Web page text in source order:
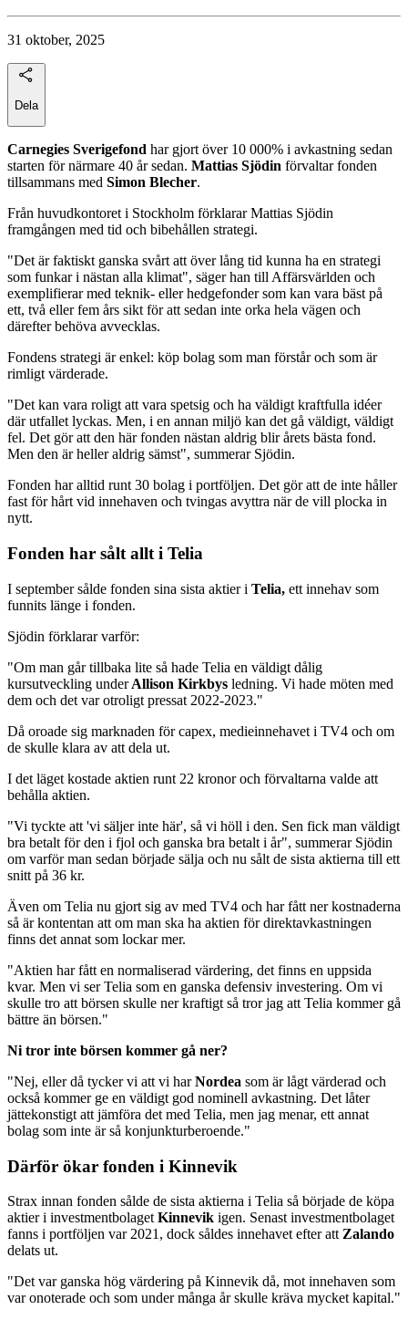
31 oktober, 2025
Dela
Carnegies Sverigefond har gjort över 10 000% i avkastning sedan
starten för närmare 40 år sedan. Mattias Sjödin förvaltar fonden
tillsammans med Simon Blecher.
Från huvudkontoret i Stockholm förklarar Mattias Sjödin
framgången med tid och bibehållen strategi.
"Det är faktiskt ganska svårt att över lång tid kunna ha en strategi
som funkar i nästan alla klimat", säger han till Affärsvärlden och
exemplifierar med teknik- eller hedgefonder som kan vara bäst på
ett, två eller fem års sikt för att sedan inte orka hela vägen och
därefter behöva avvecklas.
Fondens strategi är enkel: köp bolag som man förstår och som är
rimligt värderade.
"Det kan vara roligt att vara spetsig och ha väldigt kraftfulla idéer
där utfallet lyckas. Men, i en annan miljö kan det gå väldigt, väldigt
fel. Det gör att den här fonden nästan aldrig blir årets bästa fond.
Men den är heller aldrig sämst", summerar Sjödin.
Fonden har alltid runt 30 bolag i portföljen. Det gör att de inte håller
fast för hårt vid innehaven och tvingas avyttra när de vill plocka in
nytt.
Fonden har sålt allt i Telia
I september sålde fonden sina sista aktier i Telia, ett innehav som
funnits länge i fonden.
Sjödin förklarar varför:
"Om man går tillbaka lite så hade Telia en väldigt dålig
kursutveckling underAllison Kirkbys ledning. Vi hade möten med
dem och det var otroligt pressat 2022-2023."
Då oroade sig marknaden för capex, medieinnehavet i TV4 och om
de skulle klara av att dela ut.
I det läget kostade aktien runt 22 kronor och förvaltarna valde att
behålla aktien.
"Vi tyckte att 'vi säljer inte här', så vi höll i den. Sen fick man väldigt
bra betalt för den i fjol och ganska bra betalt i år", summerar Sjödin
om varför man sedan började sälja och nu sålt de sista aktierna till ett
snitt på 36 kr.
Även om Telia nu gjort sig av med TV4 och har fått ner kostnaderna
så är kontentan att om man ska ha aktien för direktavkastningen
finns det annat som lockar mer.
"Aktien har fått en normaliserad värdering, det finns en uppsida
kvar. Men vi ser Telia som en ganska defensiv investering. Om vi
skulle tro att börsen skulle ner kraftigt så tror jag att Telia kommer gå
bättre än börsen."
Ni tror inte börsen kommer gå ner?
"Nej, eller då tycker vi att vi harNordea som är lågt värderad och
också kommer ge en väldigt god nominell avkastning. Det låter
jättekonstigt att jämföra det med Telia, men jag menar, ett annat
bolag som inte är så konjunkturberoende."
Därför ökar fonden i Kinnevik
Strax innan fonden sålde de sista aktierna i Telia så började de köpa
aktier i investmentbolaget Kinnevik igen. Senast investmentbolaget
fanns i portföljen var 2021, dock såldes innehavet efter att Zalando
delats ut.
"Det var ganska hög värdering på Kinnevik då, mot innehaven som
var onoterade och som under många år skulle kräva mycket kapital."